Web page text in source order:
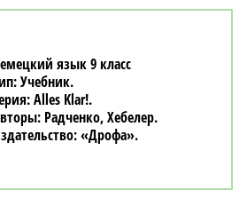
язык 9 класс
Учебник
Alles Klar!
Радченко, Хебелер
«Дрофа»